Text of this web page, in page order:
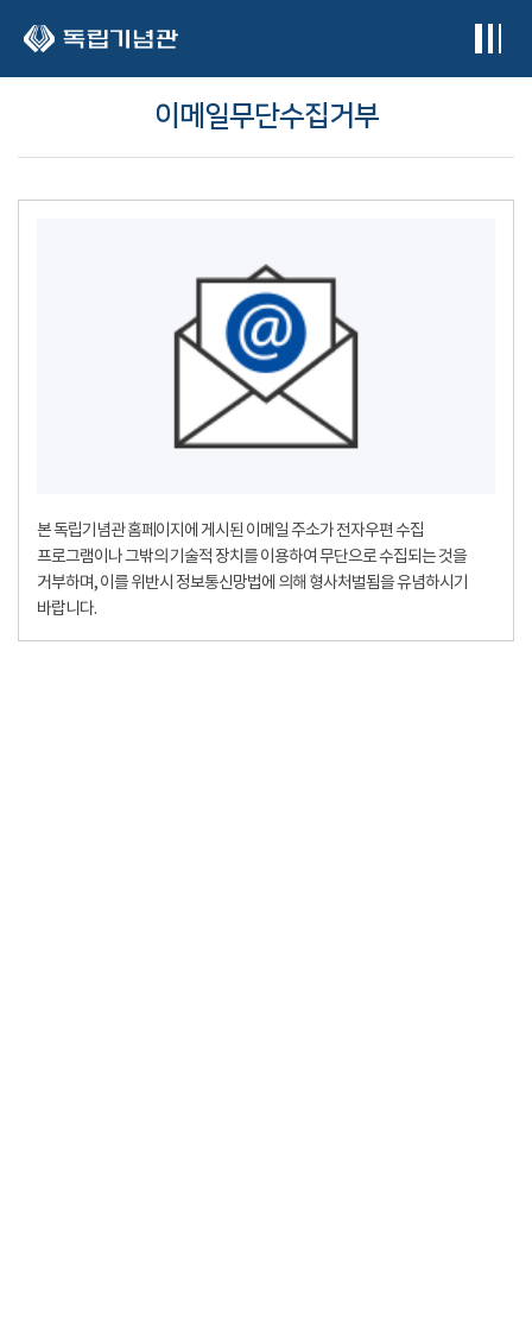
이메일무단수집거부
본 독립기념관 홈페이지에 게시된 이메일 주소가 전자우편 수집
프로그램이나 그밖의 기술적 장치를 이용하여 무단으로 수집되는 것을
거부하며, 이를 위반시 정보통신망법에 의해 형사처벌됨을 유념하시기
바랍니다.